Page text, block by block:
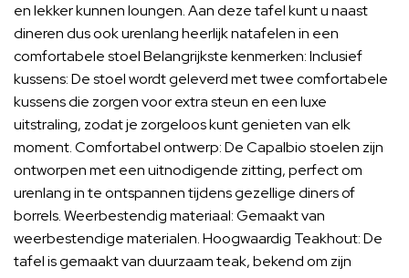
en lekker kunnen loungen. Aan deze tafel kunt u naast
dineren dus ook urenlang heerlijk natafelen in een
comfortabele stoel Belangrijkste kenmerken: Inclusief
kussens: De stoel wordt geleverd met twee comfortabele
kussens die zorgen voor extra steun en een luxe
uitstraling, zodat je zorgeloos kunt genieten van elk
moment. Comfortabel ontwerp: De Capalbio stoelen zijn
ontworpen met een uitnodigende zitting, perfect om
urenlang in te ontspannen tijdens gezellige diners of
borrels. Weerbestendig materiaal: Gemaakt van
weerbestendige materialen. Hoogwaardig Teakhout: De
tafel is gemaakt van duurzaam teak, bekend om zijn